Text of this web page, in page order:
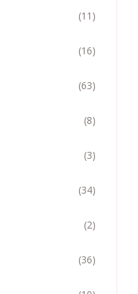
(11)
(16)
(63)
(8)
(3)
(34)
(2)
(36)